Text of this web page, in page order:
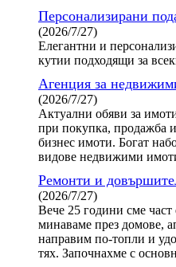
Персонализирани
(2026/7/27)
Елегантни и
кутии подходящи за
Агенция за
(2026/7/27)
Актуални обяви за
при покупка, продажба
бизнес имоти. Богат
видове недвижими
Ремонти и
(2026/7/27)
Вече 25 години сме
минаваме през домове,
направим по-топли и
тях. Започнахме с